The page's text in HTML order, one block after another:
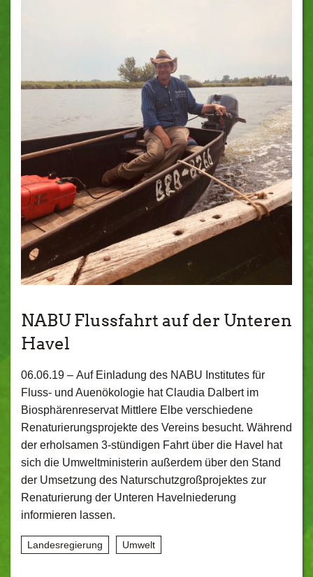
NABU Flussfahrt auf der Unteren
Havel
06.06.19 – Auf Einladung des NABU Institutes für
Fluss- und Auenökologie hat Claudia Dalbert im
Biosphärenreservat Mittlere Elbe verschiedene
Renaturierungsprojekte des Vereins besucht. Während
der erholsamen 3-stündigen Fahrt über die Havel hat
sich die Umweltministerin außerdem über den Stand
der Umsetzung des Naturschutzgroßprojektes zur
Renaturierung der Unteren Havelniederung
informieren lassen.
Landesregierung Umwelt